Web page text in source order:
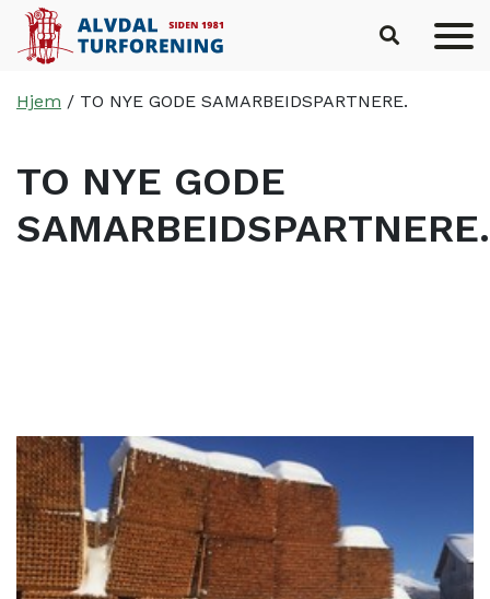
Hjem / TO NYE GODE SAMARBEIDSPARTNERE.
TO NYE GODE
SAMARBEIDSPARTNERE.
Skrevet av Haus Byrå
8. mars 2018